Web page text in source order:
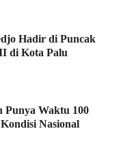
Hadir di Puncak
di Kota Palu
Punya Waktu 100
Nasional